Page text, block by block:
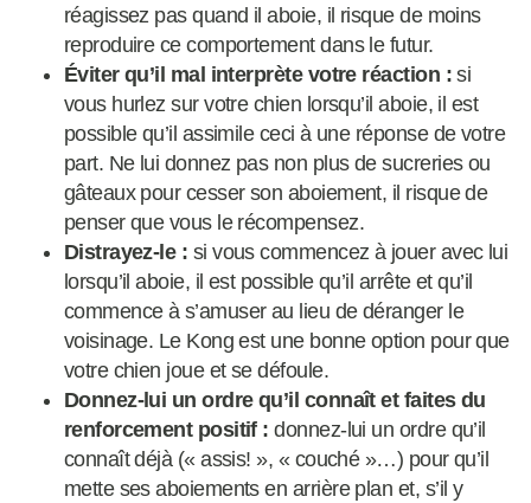
réagissez pas quand il aboie, il risque de moins
reproduire ce comportement dans le futur.
Éviter qu’il mal interprète votre réaction : si
vous hurlez sur votre chien lorsqu’il aboie, il est
possible qu’il assimile ceci à une réponse de votre
part. Ne lui donnez pas non plus de sucreries ou
gâteaux pour cesser son aboiement, il risque de
penser que vous le récompensez.
Distrayez-le : si vous commencez à jouer avec lui
lorsqu’il aboie, il est possible qu’il arrête et qu’il
commence à s’amuser au lieu de déranger le
voisinage. Le Kong est une bonne option pour que
votre chien joue et se défoule.
Donnez-lui un ordre qu’il connaît et faites du
renforcement positif : donnez-lui un ordre qu’il
connaît déjà (« assis! », « couché »…) pour qu’il
mette ses aboiements en arrière plan et, s’il y